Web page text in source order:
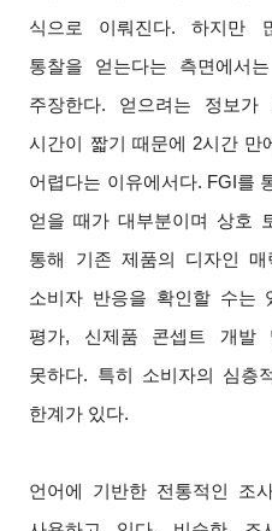
식으로 이뤄진다. 하지만
통찰을 얻는다는 측면에서
주장한다. 얻으려는 정보
시간이 짧기 때문에 2시간 만
어렵다는 이유에서다. FGI를
얻을 때가 대부분이며 상호
통해 기존 제품의 디자인
소비자 반응을 확인할 수는
평가, 신제품 콘셉트 개발
못하다. 특히 소비자의 심층
한계가 있다.
언어에 기반한 전통적인 조